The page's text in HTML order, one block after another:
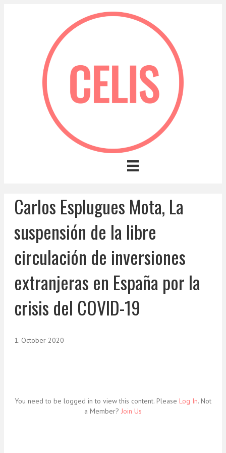
Carlos Esplugues Mota, La
suspensión de la libre
circulación de inversiones
extranjeras en España por la
crisis del COVID-19
1. October 2020
You need to be logged in to view this content. Please Log In. Not
a Member? Join Us